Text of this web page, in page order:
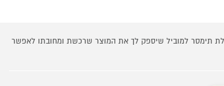
תימסר למוביל שיספק לך את המוצר שרכשת ומחובתו לאפשר